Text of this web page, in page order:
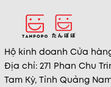
Hộ kinh doanh Cửa
Địa chỉ: 271 Phan Chu
Tam Kỳ, Tỉnh Quảng